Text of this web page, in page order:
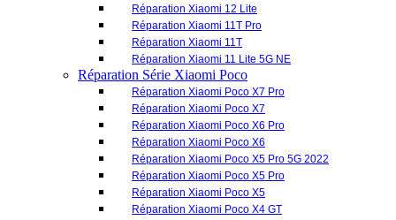
Réparation Xiaomi Poco X5 Pro 5G 2022
Réparation Xiaomi Poco X5 Pro
Réparation Xiaomi Poco X5
Réparation Xiaomi Poco X4 GT
Réparation Xiaomi Poco X3 Pro
Réparation Xiaomi Poco X3
Réparation Xiaomi Poco M6 Pro
Réparation Xiaomi Poco M5
Réparation Xiaomi Poco M4 Pro 5G (2022)
Réparation Xiaomi Poco M3 Pro
Réparation Xiaomi Poco M3
Réparation Xiaomi Poco M2 Pro